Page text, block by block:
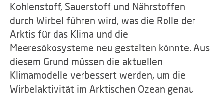
Kohlenstoff, Sauerstoff und Nährstoffen
durch Wirbel führen wird, was die Rolle der
Arktis für das Klima und die
Meeresökosysteme neu gestalten könnte. Aus
diesem Grund müssen die aktuellen
Klimamodelle verbessert werden, um die
Wirbelaktivität im Arktischen Ozean genau